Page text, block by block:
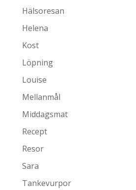
Hälsoresan
Helena
Kost
Löpning
Louise
Mellanmål
Middagsmat
Recept
Resor
Sara
Tankevurpor